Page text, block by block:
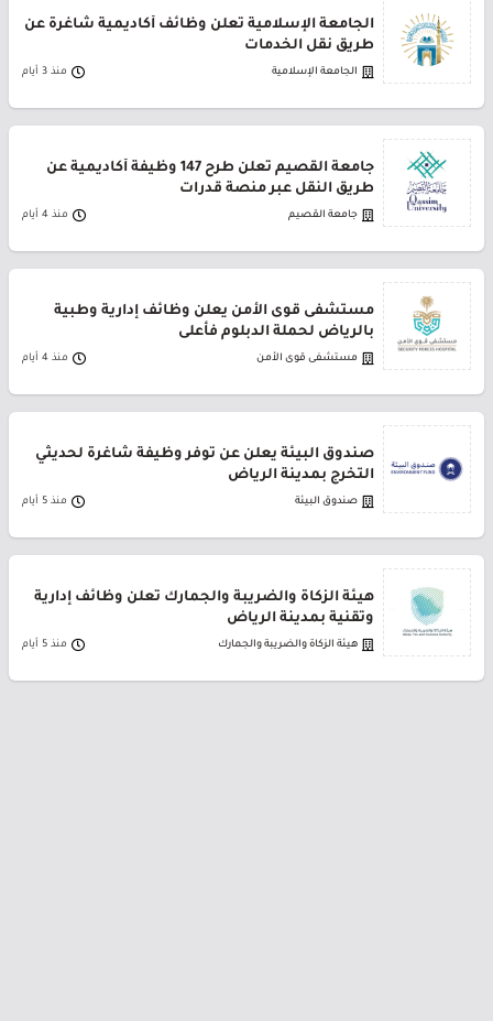
الجامعة الإسلامية تعلن وظائف أكاديمية شاغرة عن
طريق نقل الخدمات
الجامعة الإسلامية منذ 3 أيام
جامعة القصيم تعلن طرح 147 وظيفة أكاديمية عن
طريق النقل عبر منصة قدرات
جامعة القصيم منذ 4 أيام
مستشفى قوى الأمن يعلن وظائف إدارية وطبية
بالرياض لحملة الدبلوم فأعلى
مستشفى قوى الأمن منذ 4 أيام
صندوق البيئة يعلن عن توفر وظيفة شاغرة لحديثي
التخرج بمدينة الرياض
صندوق البيئة منذ 5 أيام
هيئة الزكاة والضريبة والجمارك تعلن وظائف إدارية
وتقنية بمدينة الرياض
هيئة الزكاة والضريبة والجمارك منذ 5 أيام